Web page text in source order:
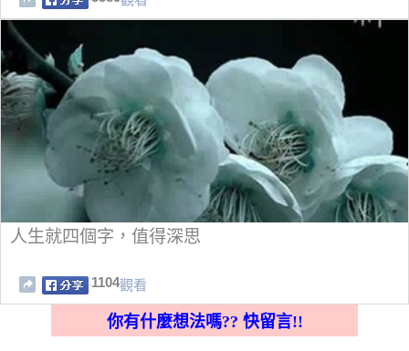
人生就四個字，值得深思
1104觀看
你有什麼想法嗎?? 快留言!!